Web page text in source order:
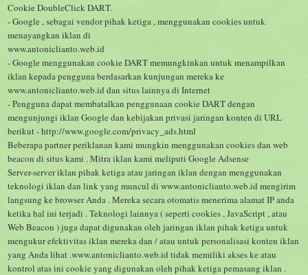
Cookie DoubleClick DART.
- Google , sebagai vendor pihak ketiga , menggunakan cookies untuk
menayangkan iklan di
www.antoniclianto.web.id
- Google menggunakan cookie DART memungkinkan untuk menampilkan
iklan kepada pengguna berdasarkan kunjungan mereka ke
www.antoniclianto.web.id dan situs lainnya di Internet
-Pengguna dapat membatalkan penggunaan cookie DART dengan
mengunjungi iklan Google dan kebijakan privasi jaringan konten di URL
berikut - http://www.google.com/privacy_ads.html
Beberapa partner periklanan kami mungkin menggunakan cookies dan web
beacon di situs kami .Mitra iklan kami meliputi Google Adsense
Server-server iklan pihak ketiga atau jaringan iklan dengan menggunakan
teknologi iklan dan link yang muncul di www.antoniclianto.web.id mengirim
langsung ke browser Anda .Mereka secara otomatis menerima alamat IP anda
ketika hal ini terjadi .Teknologi lainnya ( seperti cookies , JavaScript , atau
Web Beacon ) juga dapat digunakan oleh jaringan iklan pihak ketiga untuk
mengukur efektivitas iklan mereka dan / atau untuk personalisasi konten iklan
yang Anda lihat .www.antoniclianto.web.id tidak memiliki akses ke atau
kontrol atas ini cookie yang digunakan oleh pihak ketiga pemasang iklan .